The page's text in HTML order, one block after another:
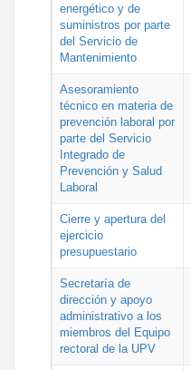
energético y de
suministros por parte
del Servicio de
Mantenimiento
Asesoramiento
técnico en materia de
prevención laboral por
parte del Servicio
Integrado de
Prevención y Salud
Laboral
Cierre y apertura del
ejercicio
presupuestario
Secretaría de
dirección y apoyo
administrativo a los
miembros del Equipo
rectoral de la UPV